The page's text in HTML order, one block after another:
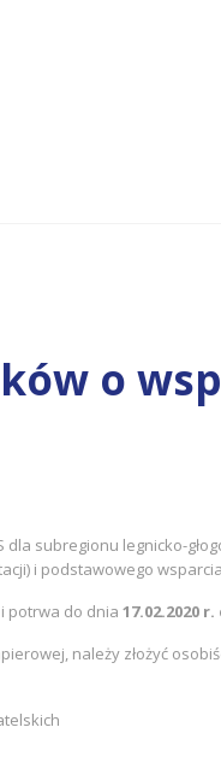
o
subregionu legnicko-
i podstawowego
i potrwa do dnia 17.02.2020
należy złożyć